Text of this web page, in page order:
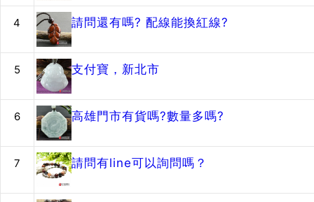
4 請問還有嗎? 配線能換紅線?
5 支付寶，新北市
6 高雄門市有貨嗎?數量多嗎?
7 請問有line可以詢問嗎？